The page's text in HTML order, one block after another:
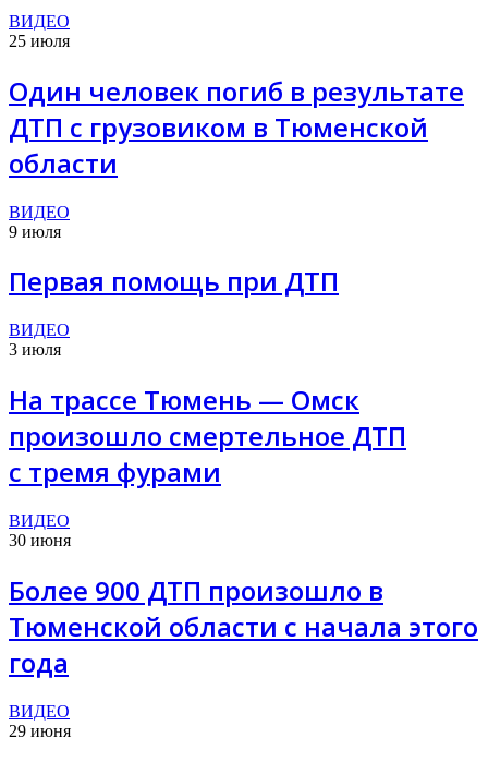
ВИДЕО
25 июля
Один человек погиб в результате
ДТП с грузовиком в Тюменской
области
ВИДЕО
9 июля
Первая помощь при ДТП
ВИДЕО
3 июля
На трассе Тюмень — Омск
произошло смертельное ДТП
с тремя фурами
ВИДЕО
30 июня
Более 900 ДТП произошло в
Тюменской области с начала этого
года
ВИДЕО
29 июня